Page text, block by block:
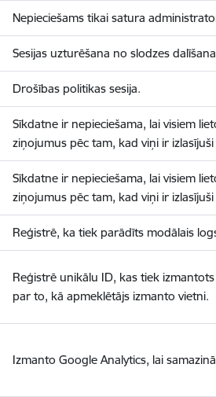
Nepieciešams tikai satura
Sesijas uzturēšana no slodzes
Drošības politikas sesija.
Sīkdatne ir nepieciešama, lai visiem
ziņojumus pēc tam, kad viņi ir
Sīkdatne ir nepieciešama, lai visiem
ziņojumus pēc tam, kad viņi ir
Reģistrē, ka tiek parādīts modālais
Reģistrē unikālu ID, kas tiek
par to, kā apmeklētājs izmanto vietni.
Izmanto Google Analytics, lai